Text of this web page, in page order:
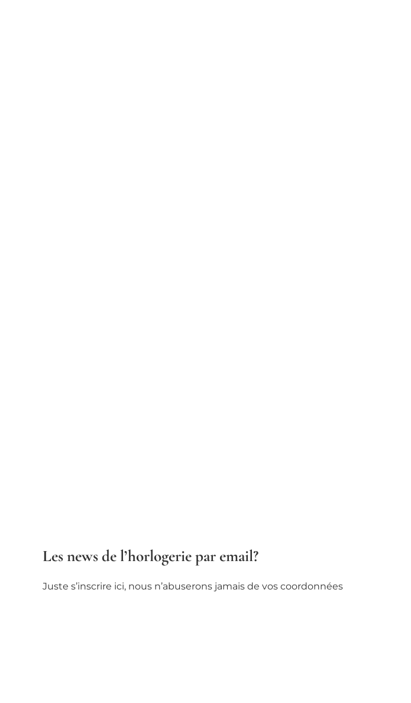
Les news de l’horlogerie par email?
Juste s’inscrire ici, nous n’abuserons jamais de vos coordonnées